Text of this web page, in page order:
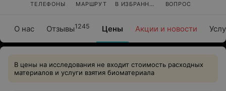
О нас Отзывы1245 Цены Акции и новости
ТЕЛЕФОНЫ МАРШРУТ В ИЗБРАННОЕ ВОПРОС
В цены на исследования не входит стоимость расходных
материалов и услуги взятия биоматериала